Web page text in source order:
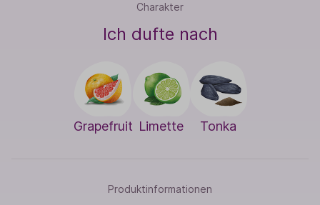
Charakter
Ich dufte nach
Grapefruit Limette Tonka
Produktinformationen